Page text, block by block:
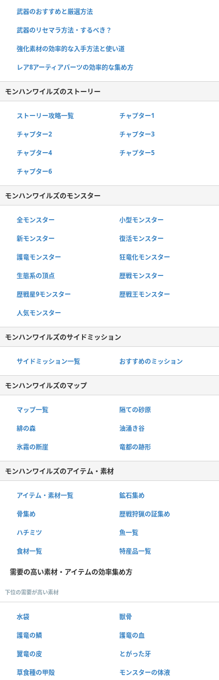
武器のおすすめと厳選方法
武器のリセマラ方法・するべき？
強化素材の効率的な入手方法と使い道
レア8アーティアパーツの効率的な集め方
モンハンワイルズのストーリー
ストーリー攻略一覧 チャプター1
チャプター2 チャプター3
チャプター4 チャプター5
チャプター6
モンハンワイルズのモンスター
全モンスター 小型モンスター
新モンスター 復活モンスター
護竜モンスター 狂竜化モンスター
生態系の頂点 歴戦モンスター
歴戦星9モンスター 歴戦王モンスター
人気モンスター
モンハンワイルズのサイドミッション
サイドミッション一覧 おすすめのミッション
モンハンワイルズのマップ
マップ一覧 隔ての砂原
緋の森 油涌き谷
氷霧の断崖 竜都の跡形
モンハンワイルズのアイテム・素材
アイテム・素材一覧 鉱石集め
骨集め 歴戦狩猟の証集め
ハチミツ 魚一覧
食材一覧 特産品一覧
需要の高い素材・アイテムの効率集め方
下位の需要が高い素材
水袋 獣骨
護竜の鱗 護竜の血
翼竜の皮 とがった牙
草食種の甲殻 モンスターの体液